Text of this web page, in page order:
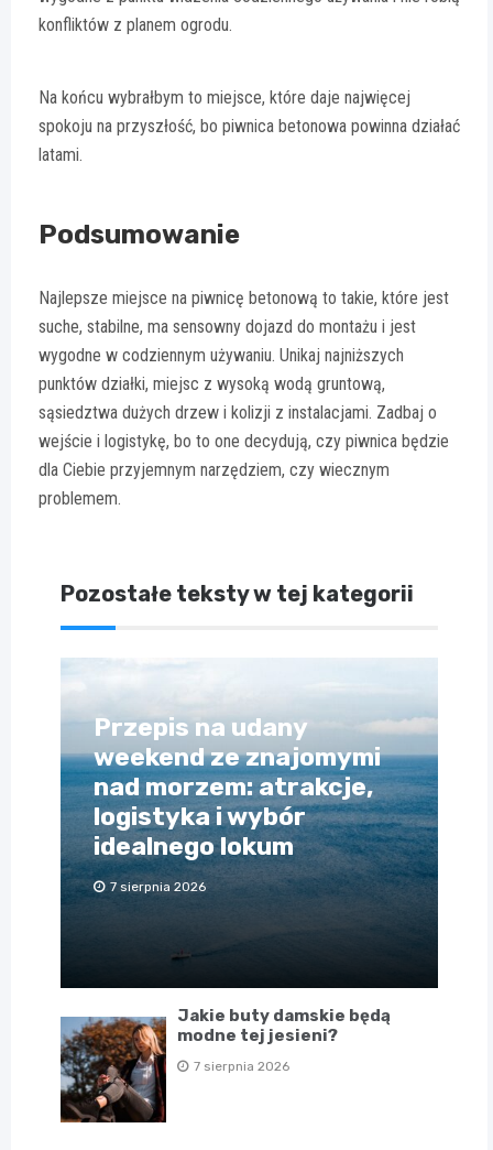
konfliktów z planem ogrodu.
Na końcu wybrałbym to miejsce, które daje najwięcej
spokoju na przyszłość, bo piwnica betonowa powinna działać
latami.
Podsumowanie
Najlepsze miejsce na piwnicę betonową to takie, które jest
suche, stabilne, ma sensowny dojazd do montażu i jest
wygodne w codziennym używaniu. Unikaj najniższych
punktów działki, miejsc z wysoką wodą gruntową,
sąsiedztwa dużych drzew i kolizji z instalacjami. Zadbaj o
wejście i logistykę, bo to one decydują, czy piwnica będzie
dla Ciebie przyjemnym narzędziem, czy wiecznym
problemem.
Pozostałe teksty w tej kategorii
Przepis na udany
weekend ze znajomymi
nad morzem: atrakcje,
logistyka i wybór
idealnego lokum
7 sierpnia 2026
Jakie buty damskie będą
modne tej jesieni?
7 sierpnia 2026